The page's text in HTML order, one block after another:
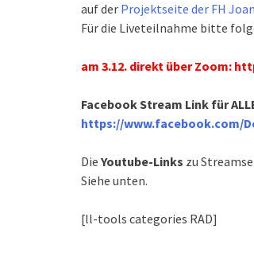
auf der Projektseite der FH
Für die Liveteilnahme bitte
am 3.12. direkt über Zoom:
Facebook Stream Link für
https://www.facebook.com/
Die Youtube-Links zu
Siehe unten.
[ll-tools categories RAD]